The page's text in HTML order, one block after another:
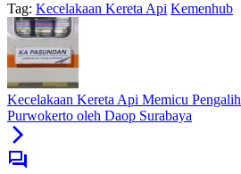
Tag: Kecelakaan Kereta Api Kemenhub
Kecelakaan Kereta Api Memicu
Purwokerto oleh Daop Surabaya